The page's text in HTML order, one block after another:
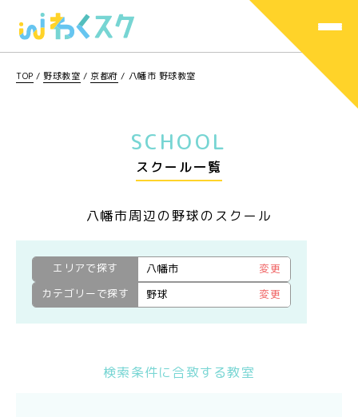
TOP / 野球教室 / 京都府 / 八幡市 野球教室
SCHOOL
スクール一覧
八幡市周辺の野球のスクール
エリアで探す 八幡市
変更
カテゴリーで探す
野球 変更
検索条件に合致する教室